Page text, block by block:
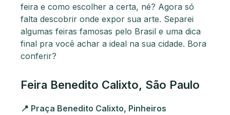
feira e como escolher a certa, né? Agora só
falta descobrir onde expor sua arte. Separei
algumas feiras famosas pelo Brasil e uma dica
final pra você achar a ideal na sua cidade. Bora
conferir?
Feira Benedito Calixto, São Paulo
📍 Praça Benedito Calixto, Pinheiros